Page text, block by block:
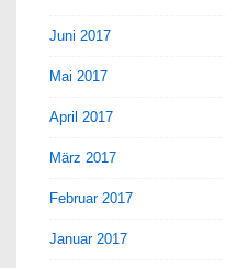
Juni 2017
Mai 2017
April 2017
März 2017
Februar 2017
Januar 2017